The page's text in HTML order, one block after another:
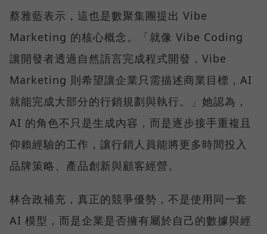
蔡雅藍表示，這也是數聚集團提出 Vibe
Marketing 的核心概念。「就像 Vibe Coding
讓開發者透過自然語言完成程式開發，Vibe
Marketing 則希望讓企業只需描述商業目標，AI
就能完成大部分的行銷規劃與執行。」她認為，
AI 的角色不只是生成內容，而是逐步接手重複且
仰賴經驗的工作，讓行銷人員能將更多時間投入
品牌策略、產品創新與顧客經營。
林合政補充，真正的競爭優勢，不是使用同一套
AI 模型，而是企業是否擁有屬於自己的數據與經